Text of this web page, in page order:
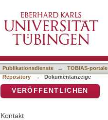
Publikationsdienste → TOBIAS-portale
Repository
→ Dokumentanzeige
VERÖFFENTLICHEN
Kontakt